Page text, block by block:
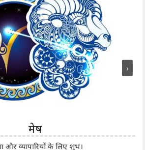
मेष
और व्यापारियों के लिए शुभ।
›